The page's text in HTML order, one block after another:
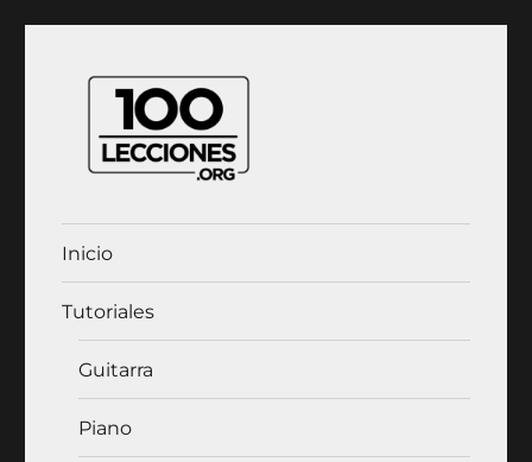
100Lecciones.Org
Inicio
Tutoriales
Guitarra
Piano